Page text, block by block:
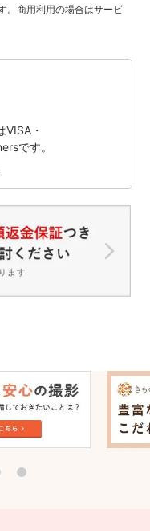
。商用利用の場合はサービ
VISA・
です。